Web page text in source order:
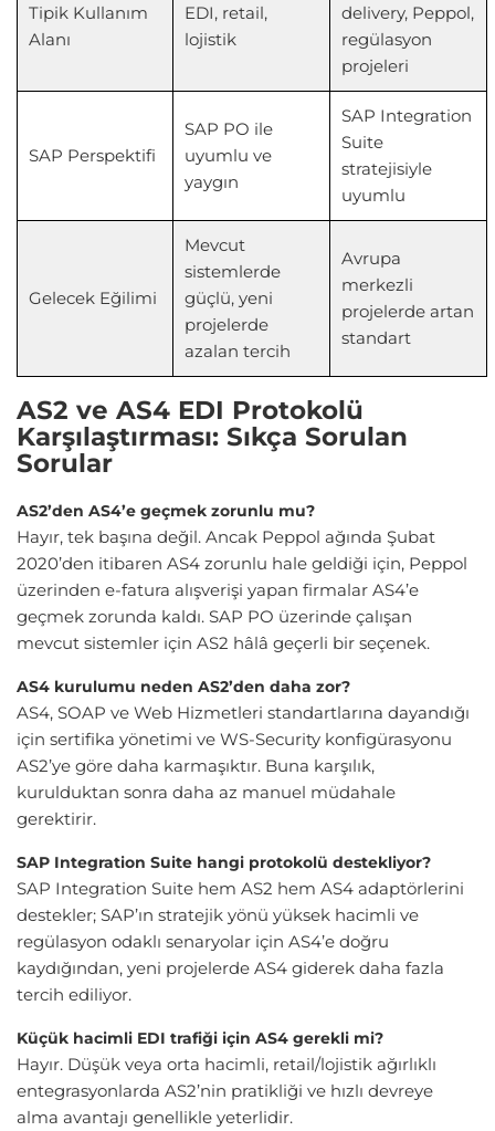
Tipik Kullanım
Alanı
EDI, retail,
lojistik
delivery, Peppol,
regülasyon
projeleri
SAP Perspektifi
SAP PO ile
uyumlu ve
yaygın
SAP Integration
Suite
stratejisiyle
uyumlu
Gelecek Eğilimi
Mevcut
sistemlerde
güçlü, yeni
projelerde
azalan tercih
Avrupa
merkezli
projelerde artan
standart
AS2 ve AS4 EDI Protokolü
Karşılaştırması: Sıkça Sorulan
Sorular
AS2’den AS4’e geçmek zorunlu mu?
Hayır, tek başına değil. Ancak Peppol ağında Şubat
2020’den itibaren AS4 zorunlu hale geldiği için, Peppol
üzerinden e-fatura alışverişi yapan firmalar AS4’e
geçmek zorunda kaldı. SAP PO üzerinde çalışan
mevcut sistemler için AS2 hâlâ geçerli bir seçenek.
AS4 kurulumu neden AS2’den daha zor?
AS4, SOAP ve Web Hizmetleri standartlarına dayandığı
için sertifika yönetimi ve WS-Security konfigürasyonu
AS2’ye göre daha karmaşıktır. Buna karşılık,
kurulduktan sonra daha az manuel müdahale
gerektirir.
SAP Integration Suite hangi protokolü destekliyor?
SAP Integration Suite hem AS2 hem AS4 adaptörlerini
destekler; SAP’ın stratejik yönü yüksek hacimli ve
regülasyon odaklı senaryolar için AS4’e doğru
kaydığından, yeni projelerde AS4 giderek daha fazla
tercih ediliyor.
Küçük hacimli EDI trafiği için AS4 gerekli mi?
Hayır. Düşük veya orta hacimli, retail/lojistik ağırlıklı
entegrasyonlarda AS2’nin pratikliği ve hızlı devreye
alma avantajı genellikle yeterlidir.